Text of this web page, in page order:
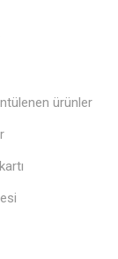
ürünler